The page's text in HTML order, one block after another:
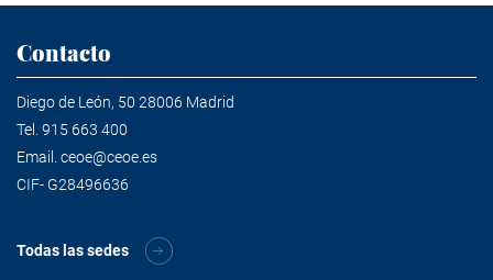
Contacto
Diego de León, 50 28006 Madrid
Tel. 915 663 400
Email. ceoe@ceoe.es
CIF- G28496636
Todas las sedes